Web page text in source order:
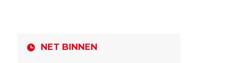
NET BINNEN